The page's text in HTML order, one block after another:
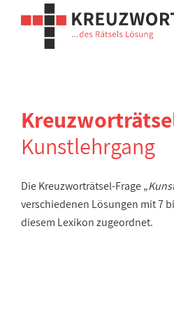
Kunstlehrgang
Die Kreuzworträtsel-Frage „
verschiedenen Lösungen mit 7
diesem Lexikon zugeordnet.